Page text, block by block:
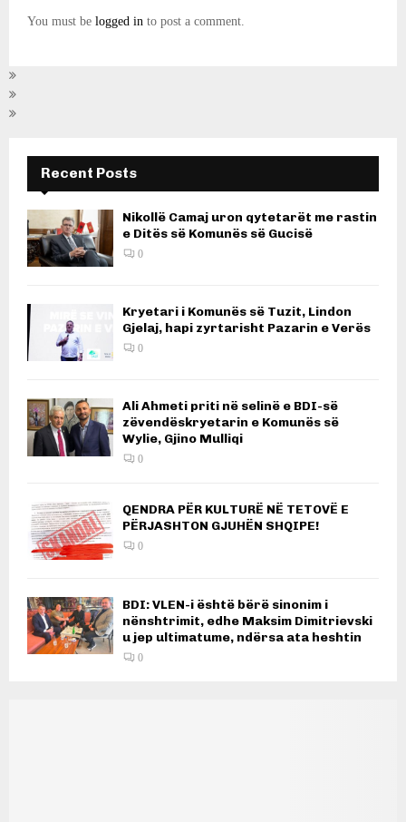
You must be logged in to post a comment.
Recent Posts
Nikollë Camaj uron qytetarët me rastin
e Ditës së Komunës së Gucisë
0
Kryetari i Komunës së Tuzit, Lindon
Gjelaj, hapi zyrtarisht Pazarin e Verës
0
Ali Ahmeti priti në selinë e BDI-së
zëvendëskryetarin e Komunës së
Wylie, Gjino Mulliqi
0
QENDRA PËR KULTURË NË TETOVË E
PËRJASHTON GJUHËN SHQIPE!
0
BDI: VLEN-i është bërë sinonim i
nënshtrimit, edhe Maksim Dimitrievski
u jep ultimatume, ndërsa ata heshtin
0